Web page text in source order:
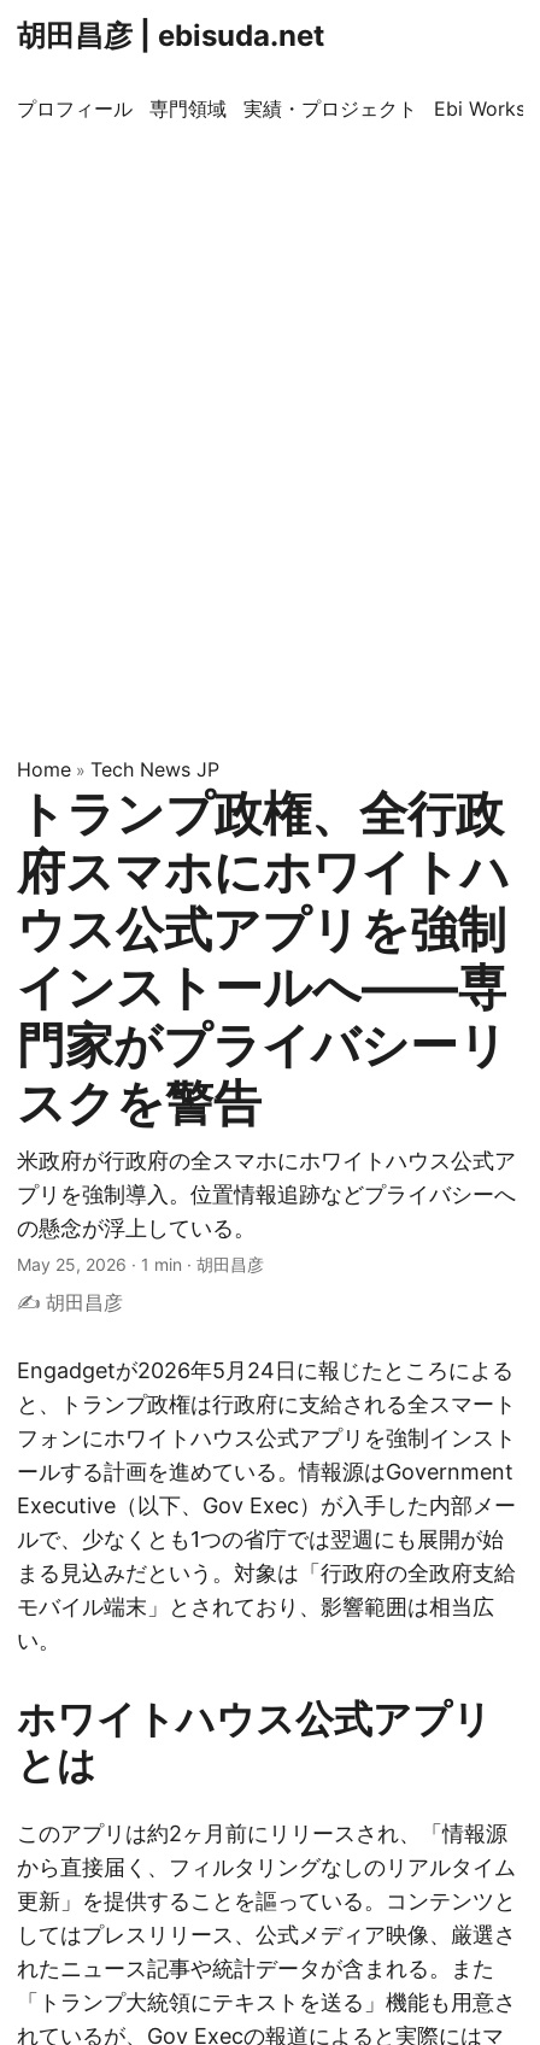
胡田昌彦 | ebisuda.net
プロフィール 専門領域 実績・プロジェクト Ebi
Home » Tech News JP
トランプ政権、全行政
府スマホにホワイトハ
ウス公式アプリを強制
インストールへ——専
門家がプライバシーリ
スクを警告
米政府が行政府の全スマホにホワイトハウス公式ア
プリを強制導入。位置情報追跡などプライバシーへ
の懸念が浮上している。
May 25, 2026 · 1 min · 胡田昌彦
✍️ 胡田昌彦
Engadgetが2026年5月24日に報じたところによる
と、トランプ政権は行政府に支給される全スマート
フォンにホワイトハウス公式アプリを強制インスト
ールする計画を進めている。情報源はGovernment
Executive（以下、Gov Exec）が入手した内部メー
ルで、少なくとも1つの省庁では翌週にも展開が始
まる見込みだという。対象は「行政府の全政府支給
モバイル端末」とされており、影響範囲は相当広
い。
ホワイトハウス公式アプリ
とは
このアプリは約2ヶ月前にリリースされ、「情報源
から直接届く、フィルタリングなしのリアルタイム
更新」を提供することを謳っている。コンテンツと
してはプレスリリース、公式メディア映像、厳選さ
れたニュース記事や統計データが含まれる。また
「トランプ大統領にテキストを送る」機能も用意さ
れているが、Gov Execの報道によると実際にはマ